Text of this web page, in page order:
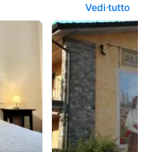
Vedi tutto